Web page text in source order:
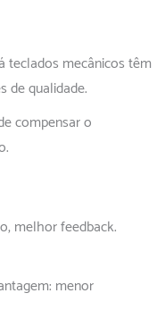
teclados mecânicos têm
de qualidade.
compensar o
melhor feedback.
menor